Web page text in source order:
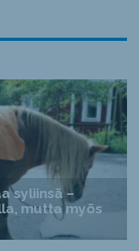
syliinsä –
mutta myös